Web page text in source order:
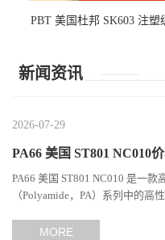
PBT 美国杜邦 SK603 注塑
新闻资讯
2026-07-29
PA66 美国 ST801 NC010
PA66 美国 ST801 NC010 是一
（Polyamide，PA）系列中的
MORE